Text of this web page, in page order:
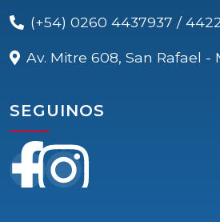
(+54) 0260 4437937 /
Av. Mitre 608, San Rafael -
SEGUINOS